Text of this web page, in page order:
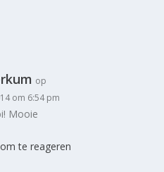
op
om 6:54 pm
Mooie
te reageren